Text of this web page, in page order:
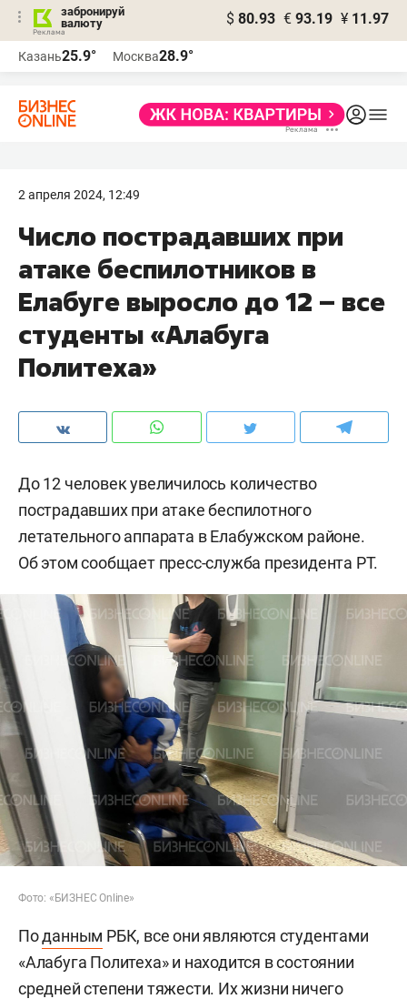
забронируй
валюту
$ 80.93 € 93.19 ¥ 11.97
Казань25.9° Москва28.9°
2 апреля 2024, 12:49
Число пострадавших при
атаке беспилотников в
Елабуге выросло до 12 – все
студенты «Алабуга
Политеха»
До 12 человек увеличилось количество
пострадавших при атаке беспилотного
летательного аппарата в Елабужском районе.
Об этом сообщает пресс-служба президента РТ.
Фото: «БИЗНЕС Online»
Поданным РБК, все они являются студентами
«Алабуга Политеха» и находится в состоянии
средней степени тяжести. Их жизни ничего